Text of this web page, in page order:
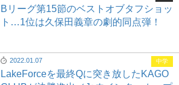
Bリーグ第15節のベストオブタフショッ
ト…1位は久保田義章の劇的同点弾！
2022.01.07
LakeForceを最終Qに突き放したKAGO
中学